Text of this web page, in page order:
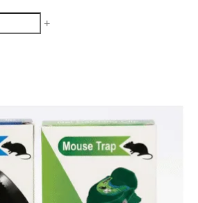
+